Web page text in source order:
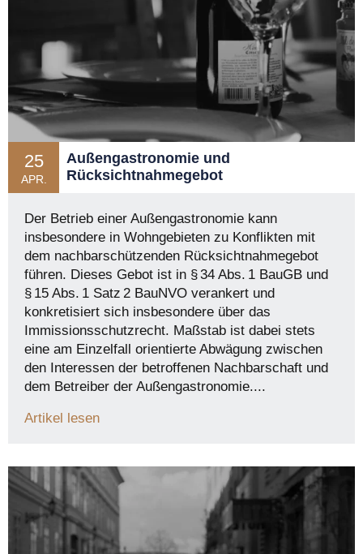
25
APR.
Außengastronomie und
Rücksichtnahmegebot
Der Betrieb einer Außengastronomie kann
insbesondere in Wohngebieten zu Konflikten mit
dem nachbarschützenden Rücksichtnahmegebot
führen. Dieses Gebot ist in § 34 Abs. 1 BauGB und
§ 15 Abs. 1 Satz 2 BauNVO verankert und
konkretisiert sich insbesondere über das
Immissionsschutzrecht. Maßstab ist dabei stets
eine am Einzelfall orientierte Abwägung zwischen
den Interessen der betroffenen Nachbarschaft und
dem Betreiber der Außengastronomie....
Artikel lesen